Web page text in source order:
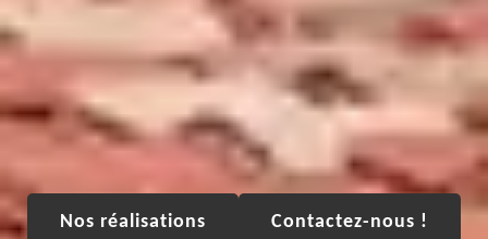
Nos réalisations Contactez-nous !